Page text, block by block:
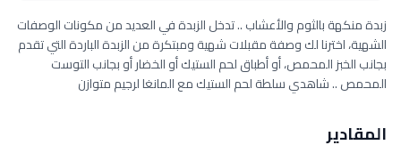
زبدة منكهة بالثوم والأعشاب .. تدخل الزبدة في العديد من مكونات الوصفات
الشهية، اخترنا لك وصفة مقبلات شهية ومبتكرة من الزبدة الباردة التي تقدم
بجانب الخبز المحمص، أو أطباق لحم الستيك أو الخضار أو بجانب التوست
المحمص .. شاهدي سلطة لحم الستيك مع المانغا لرجيم متوازن
المقادير